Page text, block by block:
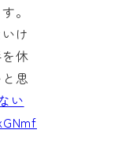
。
け
休
思
い